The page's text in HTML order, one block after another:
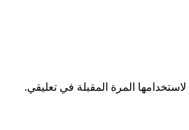
المرة المقبلة في تعليقي.